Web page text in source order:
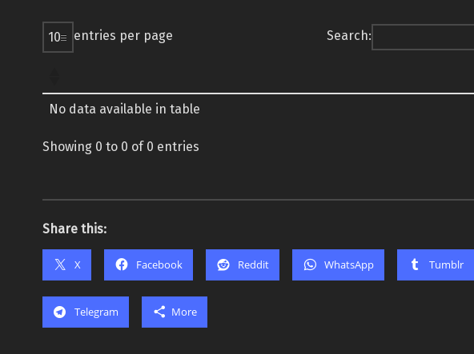
entries per page Search:
No data available in table
Showing 0 to 0 of 0 entries
Share this:
X Facebook Reddit WhatsApp Tumblr
Telegram More